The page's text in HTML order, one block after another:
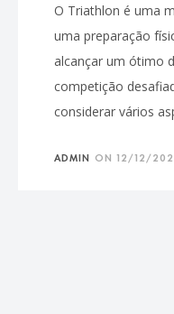
O Triathlon é uma
uma preparação
alcançar um ótimo
competição
considerar vários
ADMIN ON 12/12/